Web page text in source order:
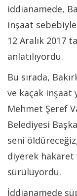
iddianamede,
inşaat
12 Aralık 2017
anlatılıyordu.
Bu sırada,
ve kaçak inşaat
Mehmet Şeref
Belediyesi
seni
diyerek
sürülüyordu.
İddianamede